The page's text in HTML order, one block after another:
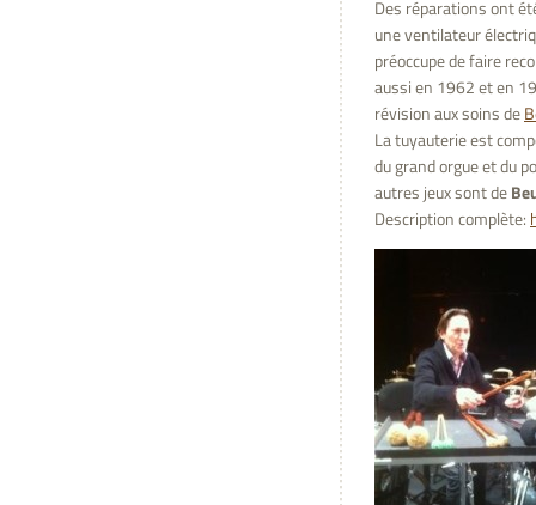
Des réparations ont
une ventilateur
préoccupe de faire
aussi en 1962 et en
révision aux soins de
La tuyauterie est
du grand orgue et du
autres jeux sont de
Description complète: